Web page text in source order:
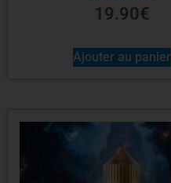
19.90€
Ajouter au panier